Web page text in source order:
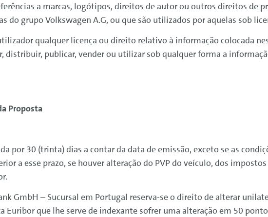
a marcas, logótipos, direitos de autor ou outros direitos de
do grupo Volkswagen A.G, ou que são utilizados por aquelas sob
qualquer licença ou direito relativo à informação colocada
distribuir, publicar, vender ou utilizar sob qualquer forma a
Proposta
por 30 (trinta) dias a contar da data de emissão, exceto se as
a esse prazo, se houver alteração do PVP do veículo, dos
GmbH – Sucursal em Portugal reserva-se o direito de alterar
Euribor que lhe serve de indexante sofrer uma alteração em 50